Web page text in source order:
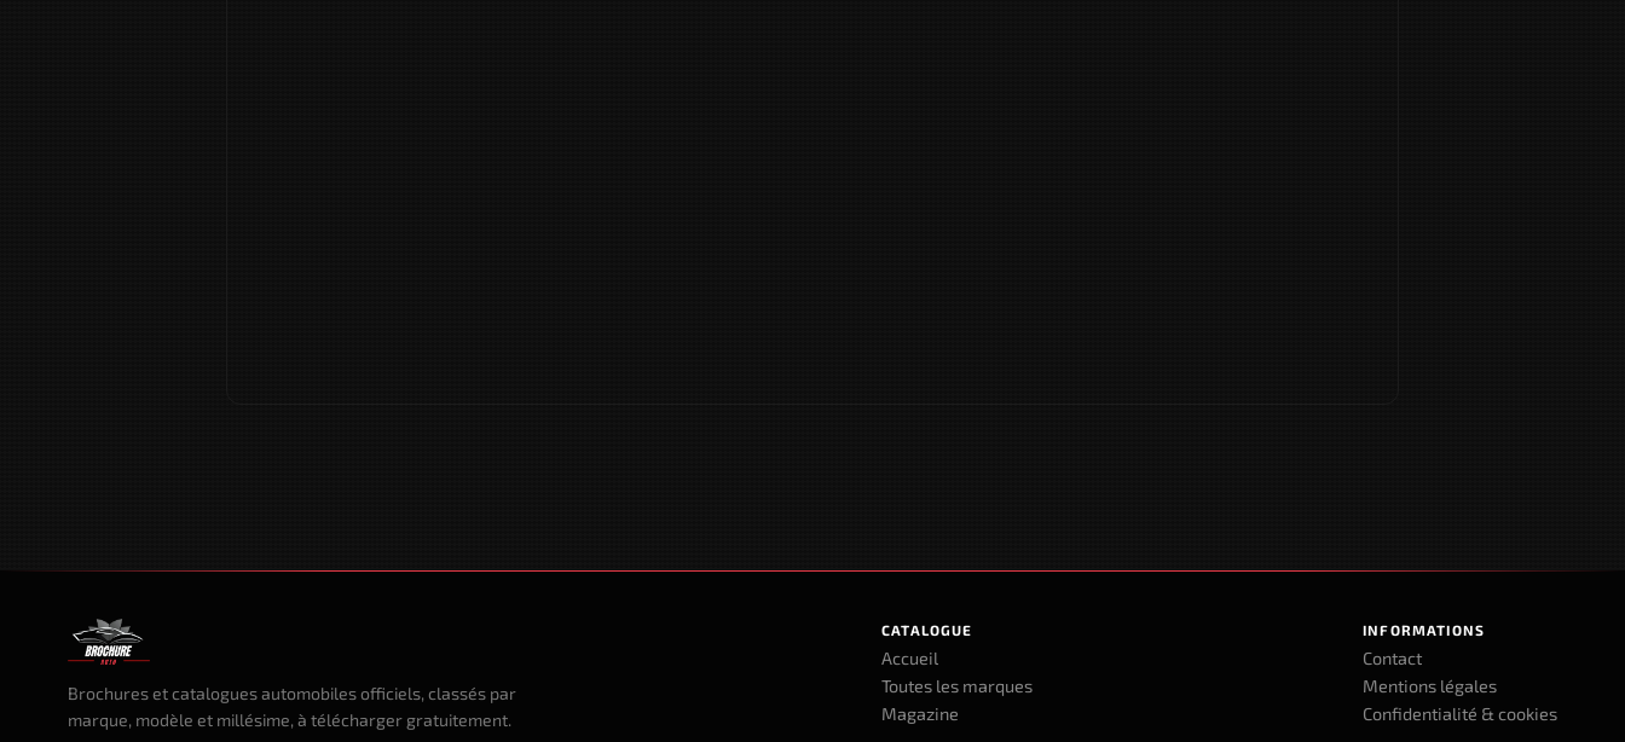
Brochures et catalogues automobiles officiels, classés par
marque, modèle et millésime, à télécharger gratuitement.
CATALOGUE
Accueil
Toutes les marques
Magazine
INFORMATIONS
Contact
Mentions légales
Confidentialité & cookies